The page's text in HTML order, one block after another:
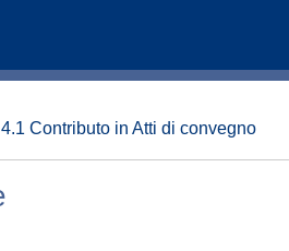
4.1 Contributo in Atti di convegno